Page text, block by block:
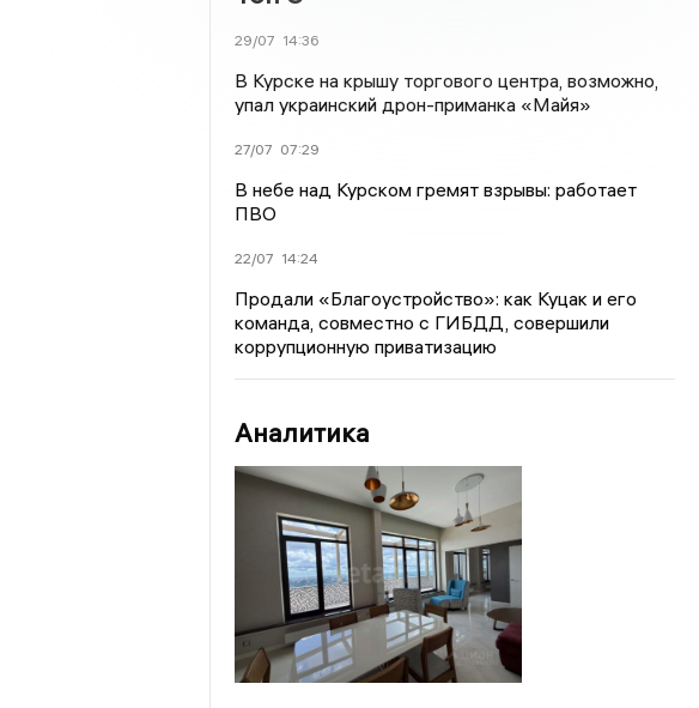
29/07 14:36
В Курске на крышу торгового центра, возможно,
упал украинский дрон-приманка «Майя»
27/07 07:29
В небе над Курском гремят взрывы: работает
ПВО
22/07 14:24
Продали «Благоустройство»: как Куцак и его
команда, совместно с ГИБДД, совершили
коррупционную приватизацию
Аналитика